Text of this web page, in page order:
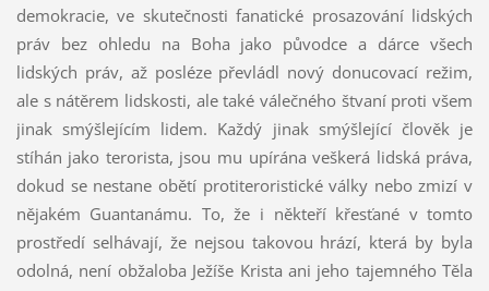
demokracie, ve skutečnosti fanatické prosazování lidských
práv bez ohledu na Boha jako původce a dárce všech
lidských práv, až posléze převládl nový donucovací režim,
ale s nátěrem lidskosti, ale také válečného štvaní proti všem
jinak smýšlejícím lidem. Každý jinak smýšlející člověk je
stíhán jako terorista, jsou mu upírána veškerá lidská práva,
dokud se nestane obětí protiteroristické války nebo zmizí v
nějakém Guantanámu. To, že i někteří křesťané v tomto
prostředí selhávají, že nejsou takovou hrází, která by byla
odolná, není obžaloba Ježíše Krista ani jeho tajemného Těla